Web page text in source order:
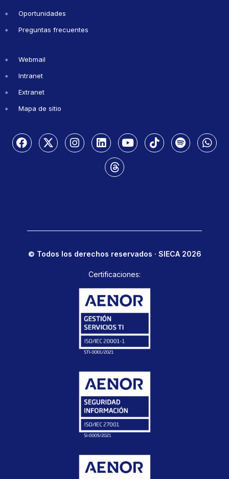
Oportunidades
Preguntas frecuentes
Webmail
Intranet
Extranet
Mapa de sitio
© Todos los derechos reservados · SIECA 2026
Certificaciones: